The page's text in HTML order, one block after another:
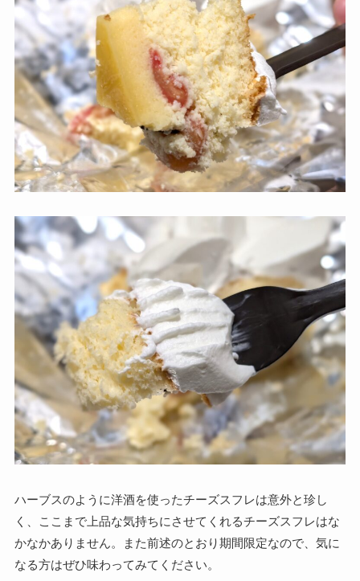
ハーブスのように洋酒を使ったチーズスフレは意外と珍し
く、ここまで上品な気持ちにさせてくれるチーズスフレはな
かなかありません。また前述のとおり期間限定なので、気に
なる方はぜひ味わってみてください。